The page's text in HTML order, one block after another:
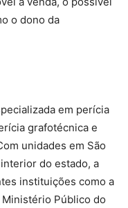
o dono da
em perícia
grafotécnica e
unidades em São
do estado, a
instituições como a
Ministério Público do